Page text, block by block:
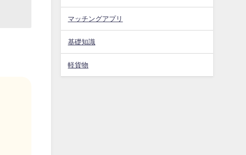
マッチングアプリ
基礎知識
軽貨物